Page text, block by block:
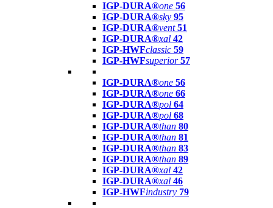
IGP-DURA®one 56
IGP-DURA®sky 95
IGP-DURA®vent 51
IGP-DURA®xal 42
IGP-HWFclassic 59
IGP-HWFsuperior 57
IGP-DURA®one 56
IGP-DURA®one 66
IGP-DURA®pol 64
IGP-DURA®pol 68
IGP-DURA®than 80
IGP-DURA®than 81
IGP-DURA®than 83
IGP-DURA®than 89
IGP-DURA®xal 42
IGP-DURA®xal 46
IGP-HWFindustry 79